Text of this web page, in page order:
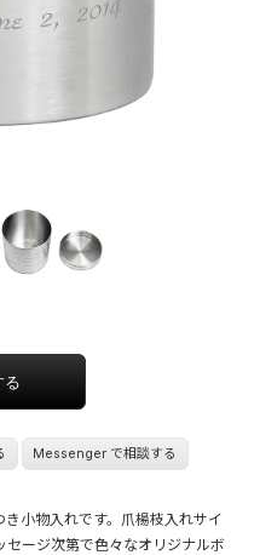
Messenger で相談する
小物入れです。爪楊枝入れサイ
セージ次第で色々なオリジナルボ